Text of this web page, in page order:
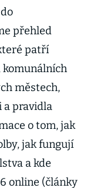
přehled
patří
komunálních
městech,
a pravidla
o tom, jak
jak fungují
a kde
online (články